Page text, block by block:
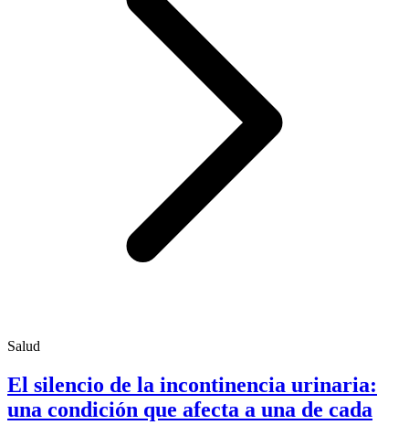
Salud
El silencio de la incontinencia urinaria:
una condición que afecta a una de cada